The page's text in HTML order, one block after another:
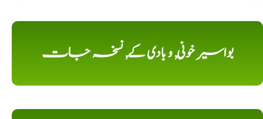
بواسیر خونی, و بادی کے, نسخہ جات